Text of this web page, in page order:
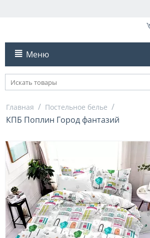
Меню
Главная / Постельное белье /
КПБ Поплин Город фантазий